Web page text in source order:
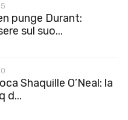
punge Durant:
sul suo...
Shaquille O’Neal: la
d...